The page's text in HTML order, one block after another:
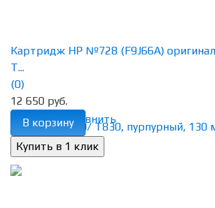
избранное сравнить
Картридж HP №728 (F9J66A)
T...
(0)
12 650 руб.
В корзину